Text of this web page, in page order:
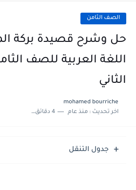
حل أسئلة الكيمياء
الصف الثامن
حل وشرح قصيدة بركة
اللغة العربية للصف
الثاني
mohamed bourriche
اخر تحديث :منذ عام 4 دقائق للقراءة
جدول التنقل